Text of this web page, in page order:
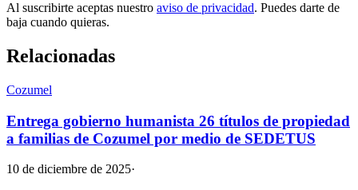
Al suscribirte aceptas nuestro aviso de privacidad. Puedes darte de
baja cuando quieras.
Relacionadas
Cozumel
Entrega gobierno humanista 26 títulos de propiedad
a familias de Cozumel por medio de SEDETUS
10 de diciembre de 2025·